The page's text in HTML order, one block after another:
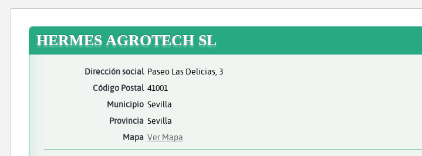
HERMES AGROTECH SL
Dirección social Paseo Las Delicias, 3
Código Postal 41001
Municipio Sevilla
Provincia Sevilla
Mapa Ver Mapa